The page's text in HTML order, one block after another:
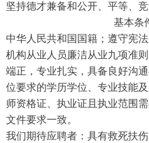
坚持德才兼备和公开、平等、
基本条
中华人民共和国国籍；遵守宪
机构从业人员廉洁从业九项准
端正，专业扎实，具备良好沟
位要求的学历学位、专业技能
师资格证、执业证且执业范围
文件要求一致。
我们期待应聘者：具有救死扶